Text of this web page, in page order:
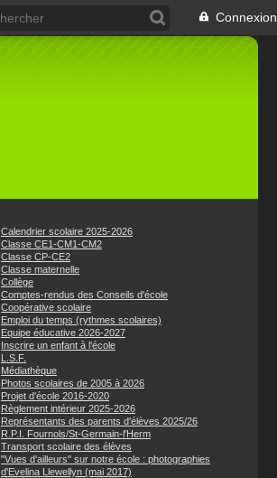
Connexion
Calendrier scolaire 2025-2026
Classe CE1-CM1-CM2
Classe CP-CE2
Classe maternelle
Collège
Comptes-rendus des Conseils d'école
Coopérative scolaire
Emploi du temps (rythmes scolaires)
Equipe éducative 2026-2027
Inscrire un enfant à l'école
L.S.F.
Médiathèque
Photos scolaires de 2005 à 2026
Projet d'école 2016-2020
Règlement intérieur 2025-2026
Représentants des parents d'élèves 2025/26
R.P.I. Fournols/St-Germain-l'Herm
Transport scolaire des élèves
"Vues d'ailleurs" sur notre école : photographies
d'Evelina Llewellyn (mai 2017)